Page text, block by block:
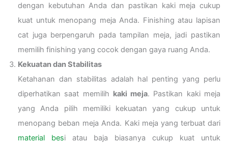
dengan kebutuhan Anda dan pastikan kaki meja cukup
kuat untuk menopang meja Anda. Finishing atau lapisan
cat juga berpengaruh pada tampilan meja, jadi pastikan
memilih finishing yang cocok dengan gaya ruang Anda.
Kekuatan dan Stabilitas
Ketahanan dan stabilitas adalah hal penting yang perlu
diperhatikan saat memilih kaki meja. Pastikan kaki meja
yang Anda pilih memiliki kekuatan yang cukup untuk
menopang beban meja Anda. Kaki meja yang terbuat dari
material besi atau baja biasanya cukup kuat untuk